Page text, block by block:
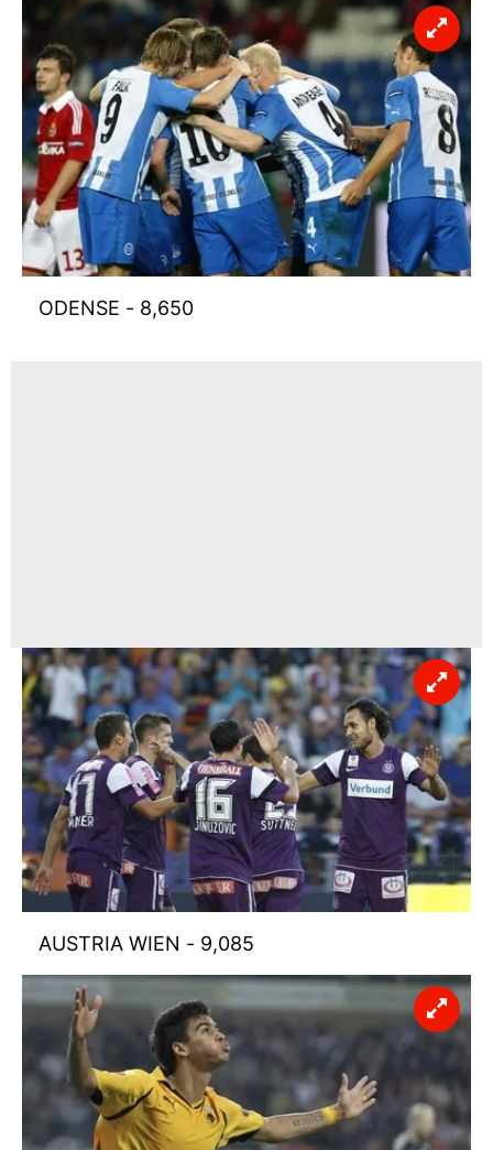
ODENSE - 8,650
AUSTRIA WIEN - 9,085